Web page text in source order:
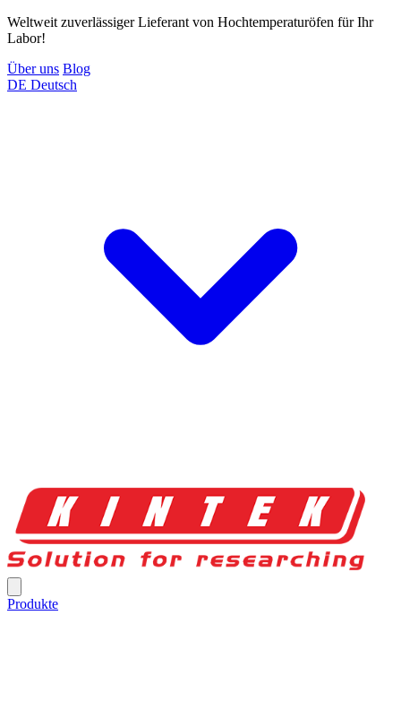
Weltweit zuverlässiger Lieferant von Hochtemperaturöfen für Ihr
Labor!
Über uns Blog
DE Deutsch
Produkte